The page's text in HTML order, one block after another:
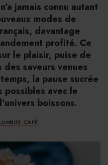
jamais connu autant
modes de
davantage
profité. Ce
le plaisir, puise de
saveurs venues
la pause sucrée
possibles avec le
boissons.
CAFÉ